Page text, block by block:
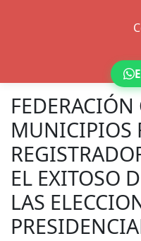
MUNICIPIOS
EL EXITOSO
LAS